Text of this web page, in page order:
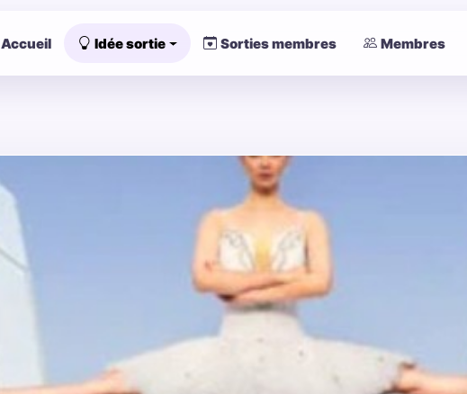
Accueil Idée sortie Sorties membres Membres